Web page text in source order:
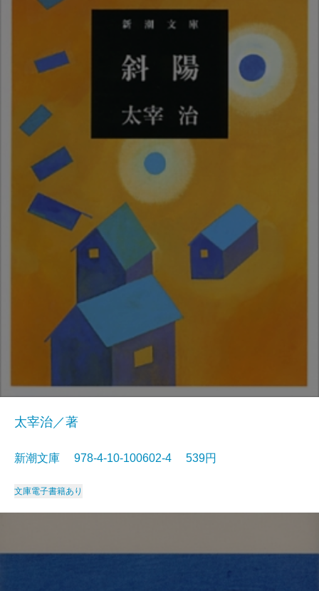
太宰治／著
新潮文庫 978-4-10-100602-4 539円
文庫電子書籍あり